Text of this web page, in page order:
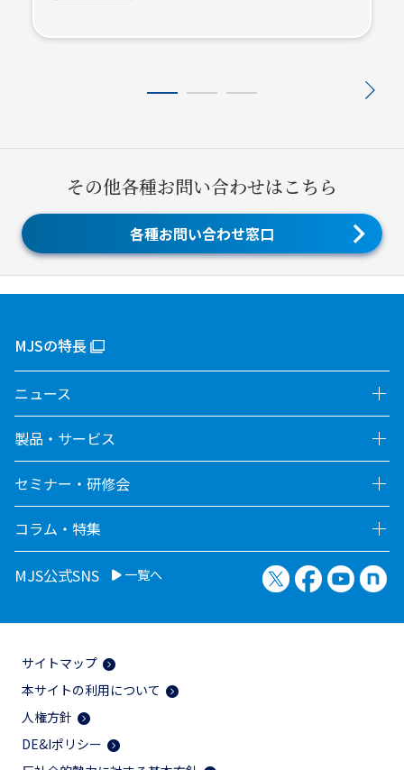
その他各種お問い合わせはこちら
各種お問い合わせ窓口
MJSの特長
ニュース
製品・サービス
セミナー・研修会
コラム・特集
MJS公式SNS 一覧へ X（旧Twitter）
Facebook
サイトマップ
本サイトの利用について
人権方針
DE&Iポリシー